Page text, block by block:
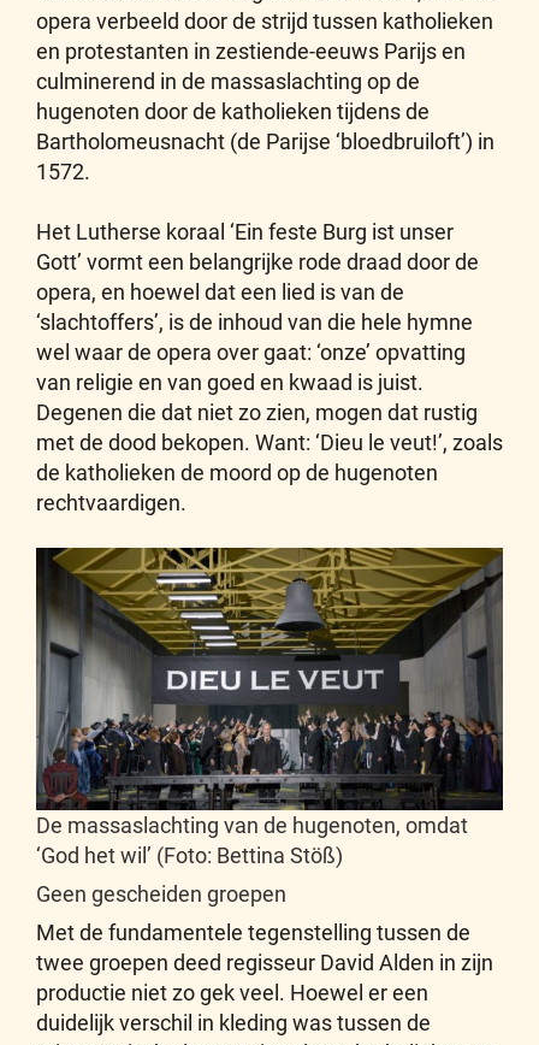
opera verbeeld door de strijd tussen katholieken
en protestanten in zestiende-eeuws Parijs en
culminerend in de massaslachting op de
hugenoten door de katholieken tijdens de
Bartholomeusnacht (de Parijse ‘bloedbruiloft’) in
1572.
Het Lutherse koraal ‘Ein feste Burg ist unser
Gott’ vormt een belangrijke rode draad door de
opera, en hoewel dat een lied is van de
‘slachtoffers’, is de inhoud van die hele hymne
wel waar de opera over gaat: ‘onze’ opvatting
van religie en van goed en kwaad is juist.
Degenen die dat niet zo zien, mogen dat rustig
met de dood bekopen. Want: ‘Dieu le veut!’, zoals
de katholieken de moord op de hugenoten
rechtvaardigen.
De massaslachting van de hugenoten, omdat
‘God het wil’ (Foto: Bettina Stöß)
Geen gescheiden groepen
Met de fundamentele tegenstelling tussen de
twee groepen deed regisseur David Alden in zijn
productie niet zo gek veel. Hoewel er een
duidelijk verschil in kleding was tussen de